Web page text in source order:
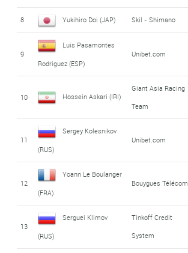
8 Yukihiro Doi (JAP) Skil - Shimano
9
Luis Pasamontes
Rodriguez (ESP)
Unibet.com
10 Hossein Askari (IRI)
Giant Asia Racing
Team
11
Sergey Kolesnikov
(RUS)
Unibet.com
12
Yoann Le Boulanger
(FRA)
Bouygues Télécom
13
Serguei Klimov
(RUS)
Tinkoff Credit
System